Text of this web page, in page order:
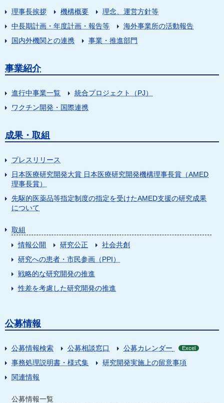
理事長挨拶 機構概要
理念、運営方針等
中長期計画・年度計画・報告等
海外事業所の活動報告
国内外機関との連携
事業・推進部門
事業紹介
進行中事業一覧
統合プロジェクト（PJ）
ワクチン開発・国際連携
成果・取組
プレスリリース
日本医療研究開発大賞 日本医療研究開発機構理事長賞（AMED
理事長賞）
先駆的医薬品等指定制度の指定を受けたAMED支援の研究成果
について
取組
情報公開
研究公正
社会共創
研究への患者・市民参画（PPI）
戦略的な研究開発の推進
性差を考慮した研究開発の推進
公募情報
公募情報検索 公募相談窓口 公募カレンダー Excel
事務処理説明書・様式集
研究開発実施上の留意事項
関連情報
公募情報一覧